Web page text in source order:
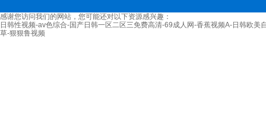
感谢您访问我们的网站，您可能还对以下资源感兴趣：
日韩性视频-av色综合-国产日韩一区二区三免费高清-69成人网-香蕉视频A-日韩欧
草-狠狠鲁视频